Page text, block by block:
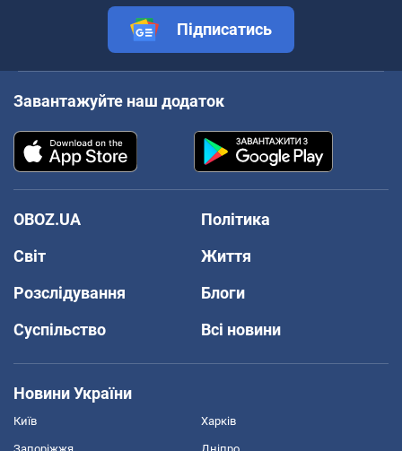
Підписатись
Завантажуйте наш додаток
OBOZ.UA
Політика
Світ
Життя
Розслідування
Блоги
Суспільство
Всі новини
Новини України
Київ Харків